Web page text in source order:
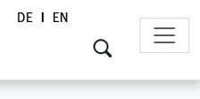
DE EN